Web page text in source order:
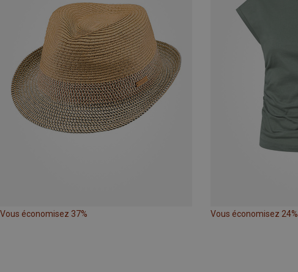
Vous économisez 37% Vous économisez 24%